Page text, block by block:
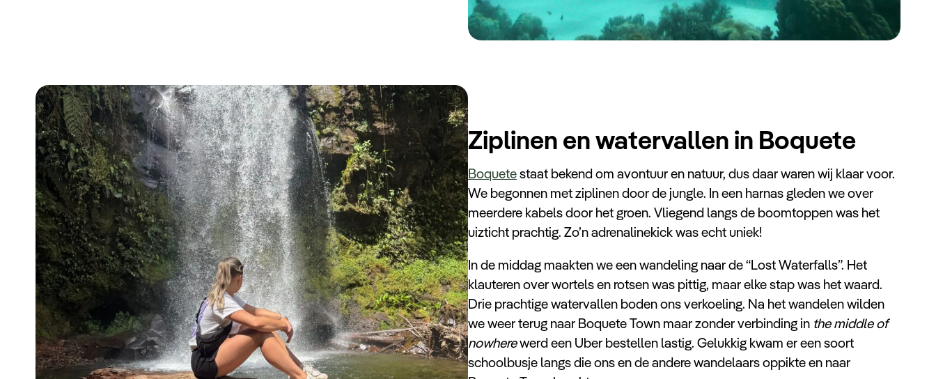
Ziplinen en watervallen in Boquete
Boquetestaat bekend om avontuur en natuur, dus daar waren wij klaar voor.
We begonnen met ziplinen door de jungle. In een harnas gleden we over
meerdere kabels door het groen. Vliegend langs de boomtoppen was het
uizticht prachtig. Zo’n adrenalinekick was echt uniek!
In de middag maakten we een wandeling naar de “Lost Waterfalls”. Het
klauteren over wortels en rotsen was pittig, maar elke stap was het waard.
Drie prachtige watervallen boden ons verkoeling. Na het wandelen wilden
we weer terug naar Boquete Town maar zonder verbinding in the middle of
nowherewerd een Uber bestellen lastig. Gelukkig kwam er een soort
schoolbusje langs die ons en de andere wandelaars oppikte en naar